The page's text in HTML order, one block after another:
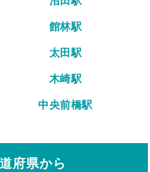
館林駅
太田駅
木崎駅
中央前橋駅
府県から